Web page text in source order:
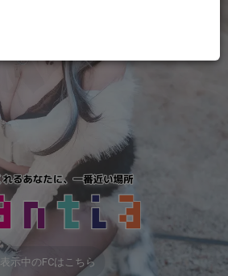
表示中のFCはこちら